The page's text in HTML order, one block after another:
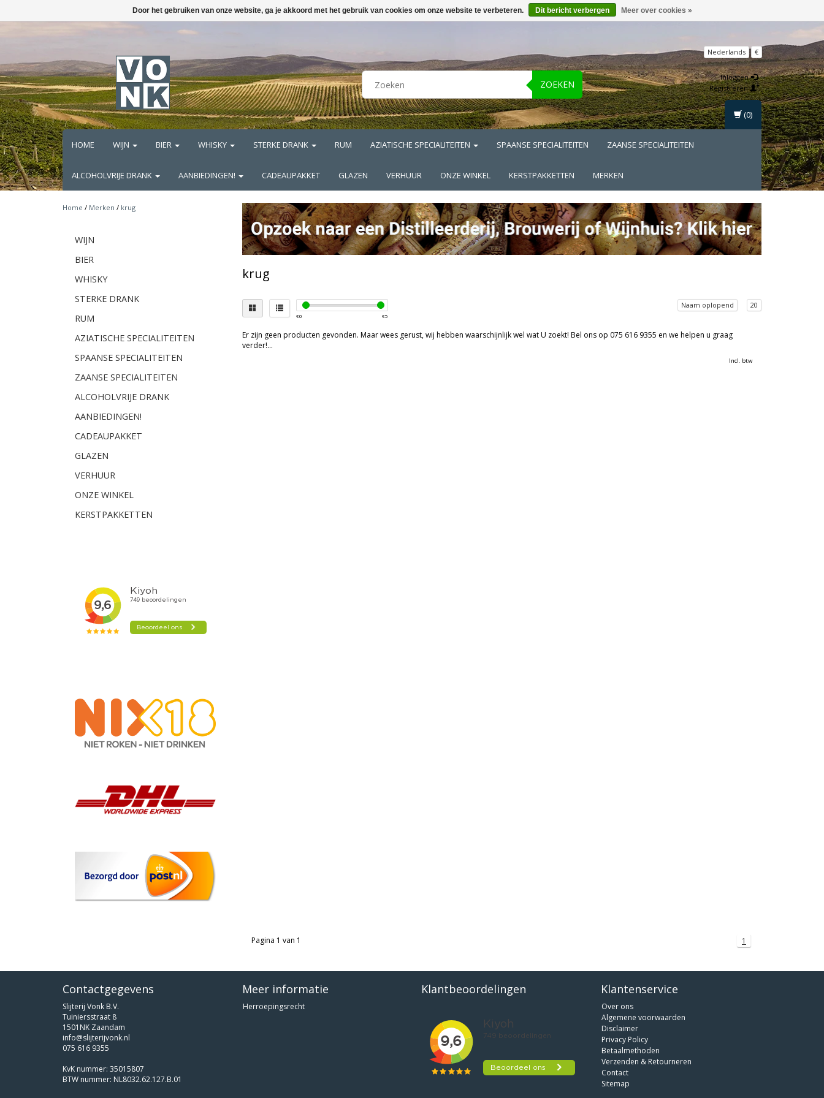
ZOEKEN
Nederlands €
Inloggen
Registreren
HOME WIJN BIER WHISKY STERKE DRANK RUM AZIATISCHE SPECIALITEITEN SPAANSE SPECIALITEITEN ZAANSE SPECIALITEITEN
ALCOHOLVRIJE DRANK AANBIEDINGEN! CADEAUPAKKET GLAZEN VERHUUR ONZE WINKEL KERSTPAKKETTEN MERKEN
(0)
Home / Merken / krug
WIJN
BIER
WHISKY
STERKE DRANK
RUM
AZIATISCHE SPECIALITEITEN
SPAANSE SPECIALITEITEN
ZAANSE SPECIALITEITEN
ALCOHOLVRIJE DRANK
AANBIEDINGEN!
CADEAUPAKKET
GLAZEN
VERHUUR
ONZE WINKEL
KERSTPAKKETTEN
krug
€0 €5
Naam oplopend 20
Er zijn geen producten gevonden. Maar wees gerust, wij hebben waarschijnlijk wel wat U zoekt! Bel ons op 075 616 9355 en we helpen u graag
verder!...
Incl. btw
Pagina 1 van 1 1
Contactgegevens
Slijterij Vonk B.V.
Tuiniersstraat 8
1501NK Zaandam
info@slijterijvonk.nl
075 616 9355
KvK nummer: 35015807
BTW nummer: NL8032.62.127.B.01
Meer informatie
Herroepingsrecht
Klantbeoordelingen Klantenservice
Over ons
Algemene voorwaarden
Disclaimer
Privacy Policy
Betaalmethoden
Verzenden & Retourneren
Contact
Sitemap
Door het gebruiken van onze website, ga je akkoord met het gebruik van cookies om onze website te verbeteren. Dit bericht verbergen Meer over cookies »